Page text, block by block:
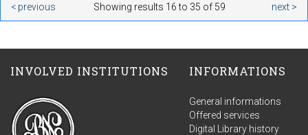
Showing results 16 to 35 of 59
< previous next >
INVOLVED INSTITUTIONS INFORMATIONS
General informations
Offered services
Digital Library history